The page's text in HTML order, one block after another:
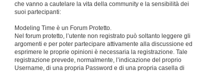
che vanno a cautelare la vita della community e la sensibilità dei
suoi partecipanti:
Modeling Time è un Forum Protetto.
Nel forum protetto, l’utente non registrato può soltanto leggere gli
argomenti e per poter partecipare attivamente alla discussione ed
esprimere le proprie opinioni è necessaria la registrazione. Tale
registrazione prevede, normalmente, l’indicazione del proprio
Username, di una propria Password e di una propria casella di